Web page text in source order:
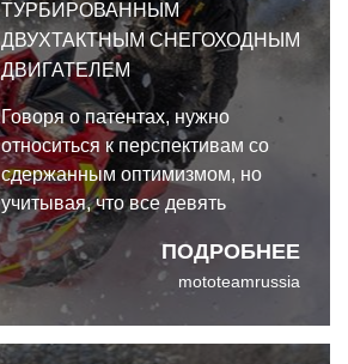
ТУРБИРОВАННЫМ
ДВУХТАКТНЫМ СНЕГОХОДНЫМ
ДВИГАТЕЛЕМ
ПОДРОБНЕЕ
Говоря о патентах, нужно
относиться к перспективам со
сдержанным оптимизмом, но
учитывая, что все девять
патентов были опубликованы
совсем недавно и
одновременно, есть, видимо,
немалая вероятность
поступления таких двигателей в
mototeamrussia